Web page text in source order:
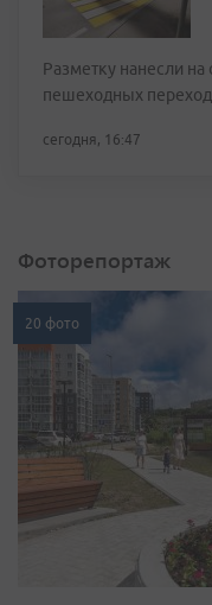
Разметку нанесли на
пешеходных
сегодня, 16:47
Фоторепортаж
20 фото